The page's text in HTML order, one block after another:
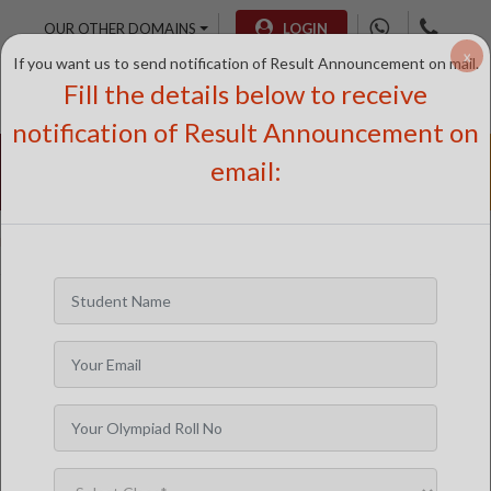
OUR OTHER DOMAINS LOGIN
LIVE CLASSES
ICSO Answer Keys
WANT TO BE NOTIFIED OF YOUR
x
If you want us to send notification of Result Announcement on mail.
Fill the details below to receive
notification of Result Announcement on
email: